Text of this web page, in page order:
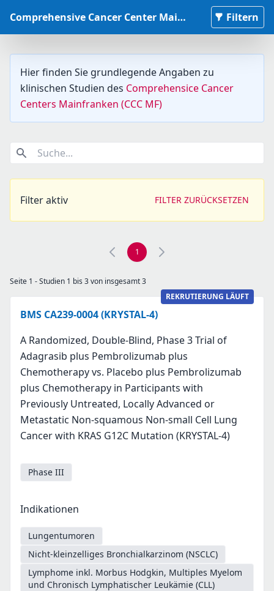
Comprehensive Cancer Center Mainfranken Studiendatenbank Filtern
Hier finden Sie grundlegende Angaben zu
klinischen Studien des Comprehensice Cancer
Centers Mainfranken (CCC MF)
Suche...
Filter aktiv FILTER ZURÜCKSETZEN
1
Seite 1 - Studien 1 bis 3 von insgesamt 3
REKRUTIERUNG LÄUFT
BMS CA239-0004 (KRYSTAL-4)
A Randomized, Double-Blind, Phase 3 Trial of
Adagrasib plus Pembrolizumab plus
Chemotherapy vs. Placebo plus Pembrolizumab
plus Chemotherapy in Participants with
Previously Untreated, Locally Advanced or
Metastatic Non-squamous Non-small Cell Lung
Cancer with KRAS G12C Mutation (KRYSTAL-4)
Phase III
Indikationen
Lungentumoren
Nicht-kleinzelliges Bronchialkarzinom (NSCLC)
Lymphome inkl. Morbus Hodgkin, Multiples Myelom
und Chronisch Lymphatischer Leukämie (CLL)